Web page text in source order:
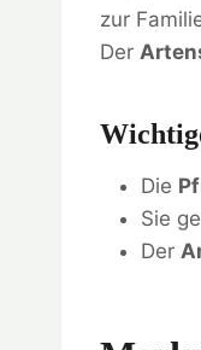
zur
Der
Die
Sie
Der